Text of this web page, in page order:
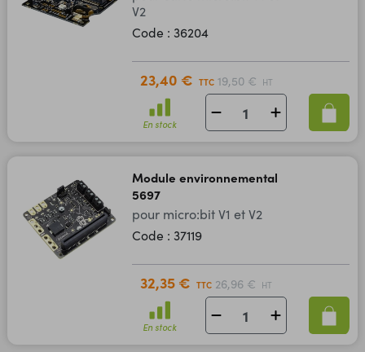
V2
Code : 36204
23,40 € TTC 19,50 € HT
En stock
Module environnemental
5697
pour micro:bit V1 et V2
Code : 37119
32,35 € TTC 26,96 € HT
En stock